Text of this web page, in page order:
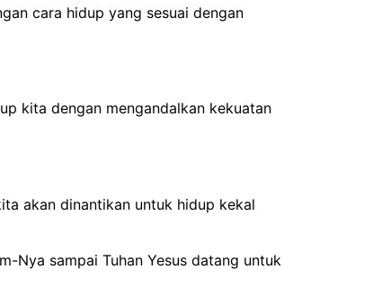
cara hidup yang sesuai dengan
kita dengan mengandalkan kekuatan
akan dinantikan untuk hidup kekal
Nya sampai Tuhan Yesus datang untuk